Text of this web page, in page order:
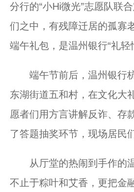
分行的“小Hi微光”志愿队联
们之中，有残障迁居的孤
端午礼包，是温州银行“礼
端午节前后，温州银行杭
东湖街道五和村，在文化大
愿者们用方言讲解反诈、存
了答题抽奖环节，现场居民
从厅堂的热闹到手作的
不止于粽叶和艾香，更把金